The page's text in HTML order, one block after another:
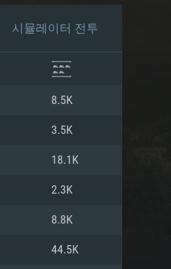
시뮬레이터 전투
8.5K
3.5K
18.1K
2.3K
8.8K
44.5K